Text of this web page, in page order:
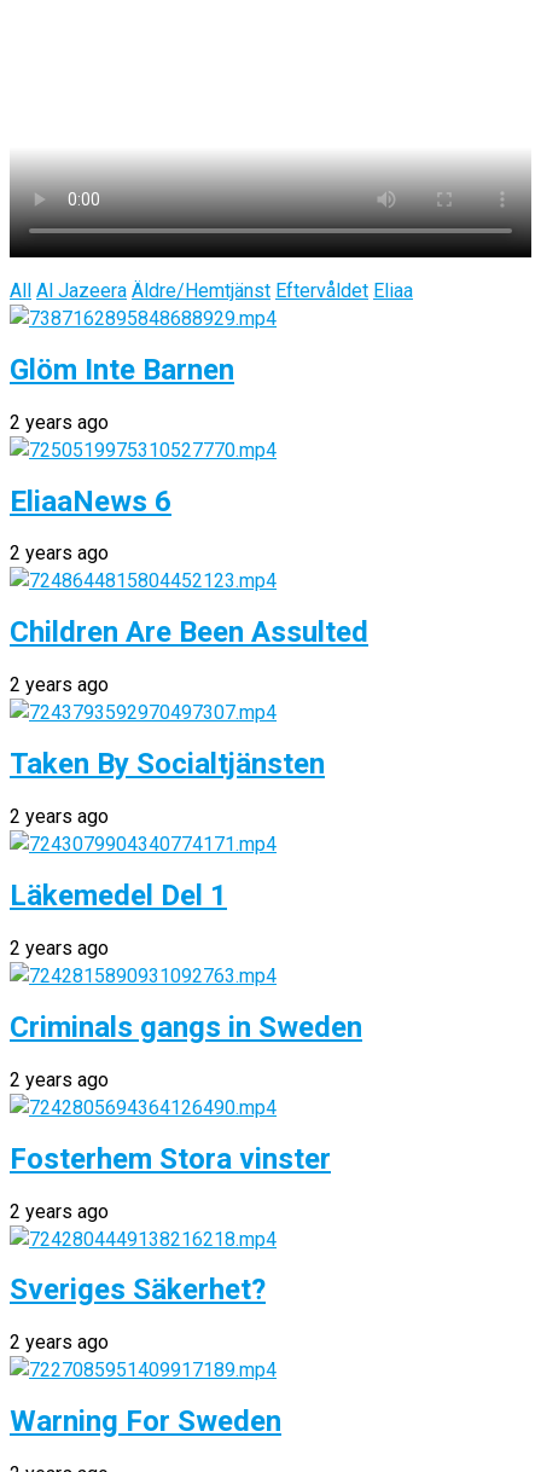
All Al Jazeera Äldre/Hemtjänst Eftervåldet Eliaa
Glöm Inte Barnen
2 years ago
EliaaNews 6
2 years ago
Children Are Been Assulted
2 years ago
Taken By Socialtjänsten
2 years ago
Läkemedel Del 1
2 years ago
Criminals gangs in Sweden
2 years ago
Fosterhem Stora vinster
2 years ago
Sveriges Säkerhet?
2 years ago
Warning For Sweden